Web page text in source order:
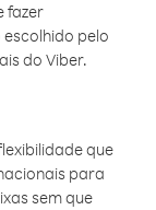
fazer
pelo
do Viber.
que
para
sem que